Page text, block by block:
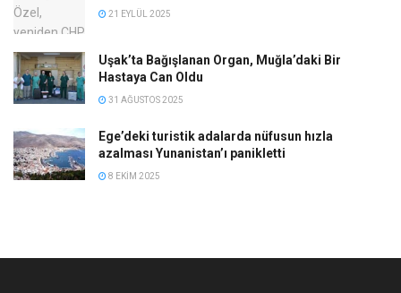
21 EYLÜL 2025
Uşak’ta Bağışlanan Organ, Muğla’daki Bir
Hastaya Can Oldu
31 AĞUSTOS 2025
Ege’deki turistik adalarda nüfusun hızla
azalması Yunanistan’ı panikletti
8 EKIM 2025